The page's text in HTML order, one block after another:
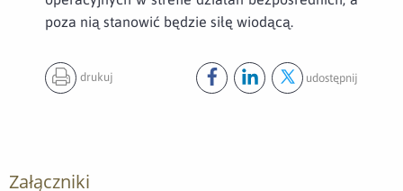
poza nią stanowić będzie siłę wiodącą.
drukuj udostępnij
Załączniki